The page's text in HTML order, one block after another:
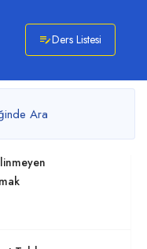
Ders Listesi